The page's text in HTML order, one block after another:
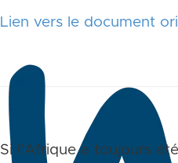
Lien vers le document
Si l’Afrique a toujours